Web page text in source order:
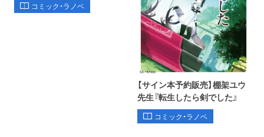
コミック・ラノベ
【サイン本予約販売】棚架ユウ
先生『転生したら剣でした』
コミック・ラノベ